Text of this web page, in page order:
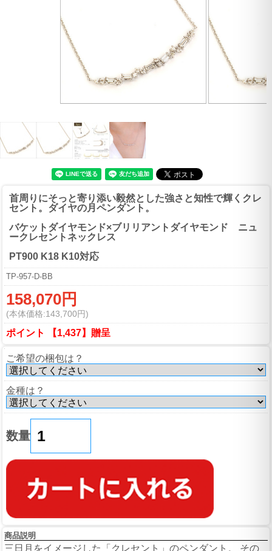
首周りにそっと寄り添い毅然とした強さと知性で輝くクレ
セント。ダイヤの月ペンダント。
バケットダイヤモンド×ブリリアントダイヤモンド ニュ
ークレセントネックレス
PT900 K18 K10対応
TP-957-D-BB
158,070円
(本体価格:143,700円)
ポイント 【1,437】贈呈
ご希望の梱包は？
金種は？
数量
商品説明
三日月をイメージした「クレセント」のペンダント。 その